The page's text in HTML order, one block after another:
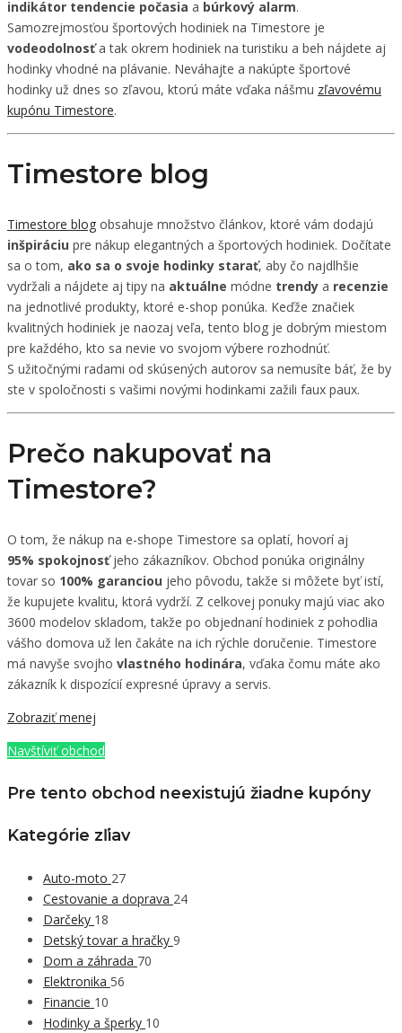
indikátor tendencie počasia a búrkový alarm.
Samozrejmosťou športových hodiniek na Timestore je
vodeodolnosťa tak okrem hodiniek na turistiku a beh nájdete aj
hodinky vhodné na plávanie. Neváhajte a nakúpte športové
hodinky už dnes so zľavou, ktorú máte vďaka nášmu zľavovému
kupónu Timestore.
Timestore blog
Timestore blog obsahuje množstvo článkov, ktoré vám dodajú
inšpiráciu pre nákup elegantných a športových hodiniek. Dočítate
sa o tom, ako sa o svoje hodinky starať, aby čo najdlhšie
vydržali a nájdete aj tipy na aktuálne módne trendy a recenzie
na jednotlivé produkty, ktoré e-shop ponúka. Keďže značiek
kvalitných hodiniek je naozaj veľa, tento blog je dobrým miestom
pre každého, kto sa nevie vo svojom výbere rozhodnúť.
S užitočnými radami od skúsených autorov sa nemusíte báť, že by
ste v spoločnosti s vašimi novými hodinkami zažili faux paux.
Prečo nakupovať na
Timestore?
O tom, že nákup na e-shope Timestore sa oplatí, hovorí aj
95% spokojnosťjeho zákazníkov. Obchod ponúka originálny
tovar so 100% garanciou jeho pôvodu, takže si môžete byť istí,
že kupujete kvalitu, ktorá vydrží. Z celkovej ponuky majú viac ako
3600 modelov skladom, takže po objednaní hodiniek z pohodlia
vášho domova už len čakáte na ich rýchle doručenie. Timestore
má navyše svojho vlastného hodinára, vďaka čomu máte ako
zákazník k dispozícií expresné úpravy a servis.
Zobraziť menej
Navštíviť obchod
Pre tento obchod neexistujú žiadne kupóny
Kategórie zľiav
Auto-moto 27
Cestovanie a doprava 24
Darčeky 18
Detský tovar a hračky 9
Dom a záhrada 70
Elektronika 56
Financie 10
Hodinky a šperky 10